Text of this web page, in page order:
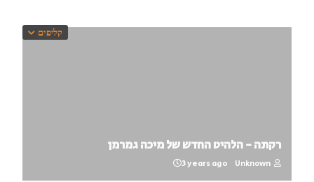
קליפים
רקתה - הלהיט החדש של מיכה גמרמן
Unknown
3 years ago